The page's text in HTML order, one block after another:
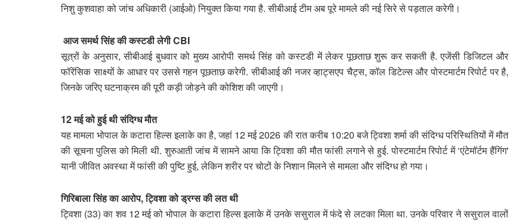
निशु कुशवाहा को जांच अधिकारी (आईओ) नियुक्त किया गया है. सीबीआई टीम अब पूरे मामले की नई सिरे से पड़ताल करेगी।
आज समर्थ सिंह की कस्टडी लेगी CBI
सूत्रों के अनुसार, सीबीआई बुधवार को मुख्य आरोपी समर्थ सिंह को कस्टडी में लेकर पूछताछ शुरू कर सकती है. एजेंसी डिजिटल और
फॉरेंसिक साक्ष्यों के आधार पर उससे गहन पूछताछ करेगी. सीबीआई की नजर व्हाट्सएप चैट्स, कॉल डिटेल्स और पोस्टमार्टम रिपोर्ट पर है,
जिनके जरिए घटनाक्रम की पूरी कड़ी जोड़ने की कोशिश की जाएगी।
12 मई को हुई थी संदिग्ध मौत
यह मामला भोपाल के कटारा हिल्स इलाके का है, जहां 12 मई 2026 की रात करीब 10:20 बजे ट्विशा शर्मा की संदिग्ध परिस्थितियों में मौत
की सूचना पुलिस को मिली थी. शुरुआती जांच में सामने आया कि ट्विशा की मौत फांसी लगाने से हुई. पोस्टमार्टम रिपोर्ट में ‘एंटेमॉर्टम हैंगिंग'
यानी जीवित अवस्था में फांसी की पुष्टि हुई, लेकिन शरीर पर चोटों के निशान मिलने से मामला और संदिग्ध हो गया।
गिरिबाला सिंह का आरोप, ट्विशा को ड्रग्स की लत थी
ट्विशा (33) का शव 12 मई को भोपाल के कटारा हिल्स इलाके में उनके ससुराल में फंदे से लटका मिला था. उनके परिवार ने ससुराल वालों